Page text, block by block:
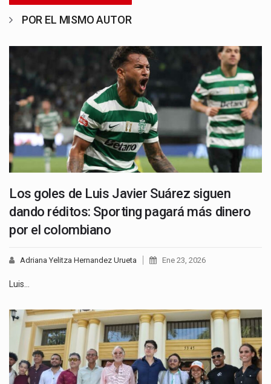
POR EL MISMO AUTOR
Los goles de Luis Javier Suárez siguen
dando réditos: Sporting pagará más dinero
por el colombiano
Adriana Yelitza Hernandez Urueta Ene 23, 2026
Luis…